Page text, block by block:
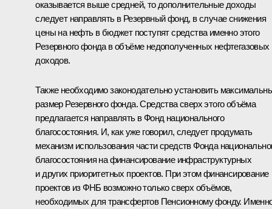
оказывается выше средней, то дополнительные доходы
следует направлять в Резервный фонд, в случае снижения
цены на нефть в бюджет поступят средства именно этого
Резервного фонда в объёме недополученных нефтегазовых
доходов.
Также необходимо законодательно установить
размер Резервного фонда. Средства сверх этого объёма
предлагается направлять в Фонд национального
благосостояния. И, как уже говорил, следует продумать
механизм использования части средств Фонда
благосостояния на финансирование инфраструктурных
и других приоритетных проектов. При этом финансирование
проектов из ФНБ возможно только сверх объёмов,
необходимых для трансфертов Пенсионному фонду.